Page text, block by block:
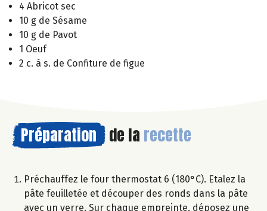
4 Abricot sec
10 g de Sésame
10 g de Pavot
1 Oeuf
2 c. à s. de Confiture de figue
Préparation de la recette
Préchauffez le four thermostat 6 (180°C). Etalez la
pâte feuilletée et découper des ronds dans la pâte
avec un verre. Sur chaque empreinte, déposez une